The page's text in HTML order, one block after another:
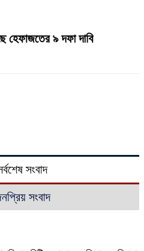
হেফাজতের ৯ দফা দাবি
সংবাদ
সংবাদ